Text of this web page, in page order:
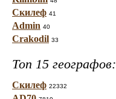
Скилеф 41
Admin 40
Crakodil 33
Топ 15 географов:
Скилеф 22332